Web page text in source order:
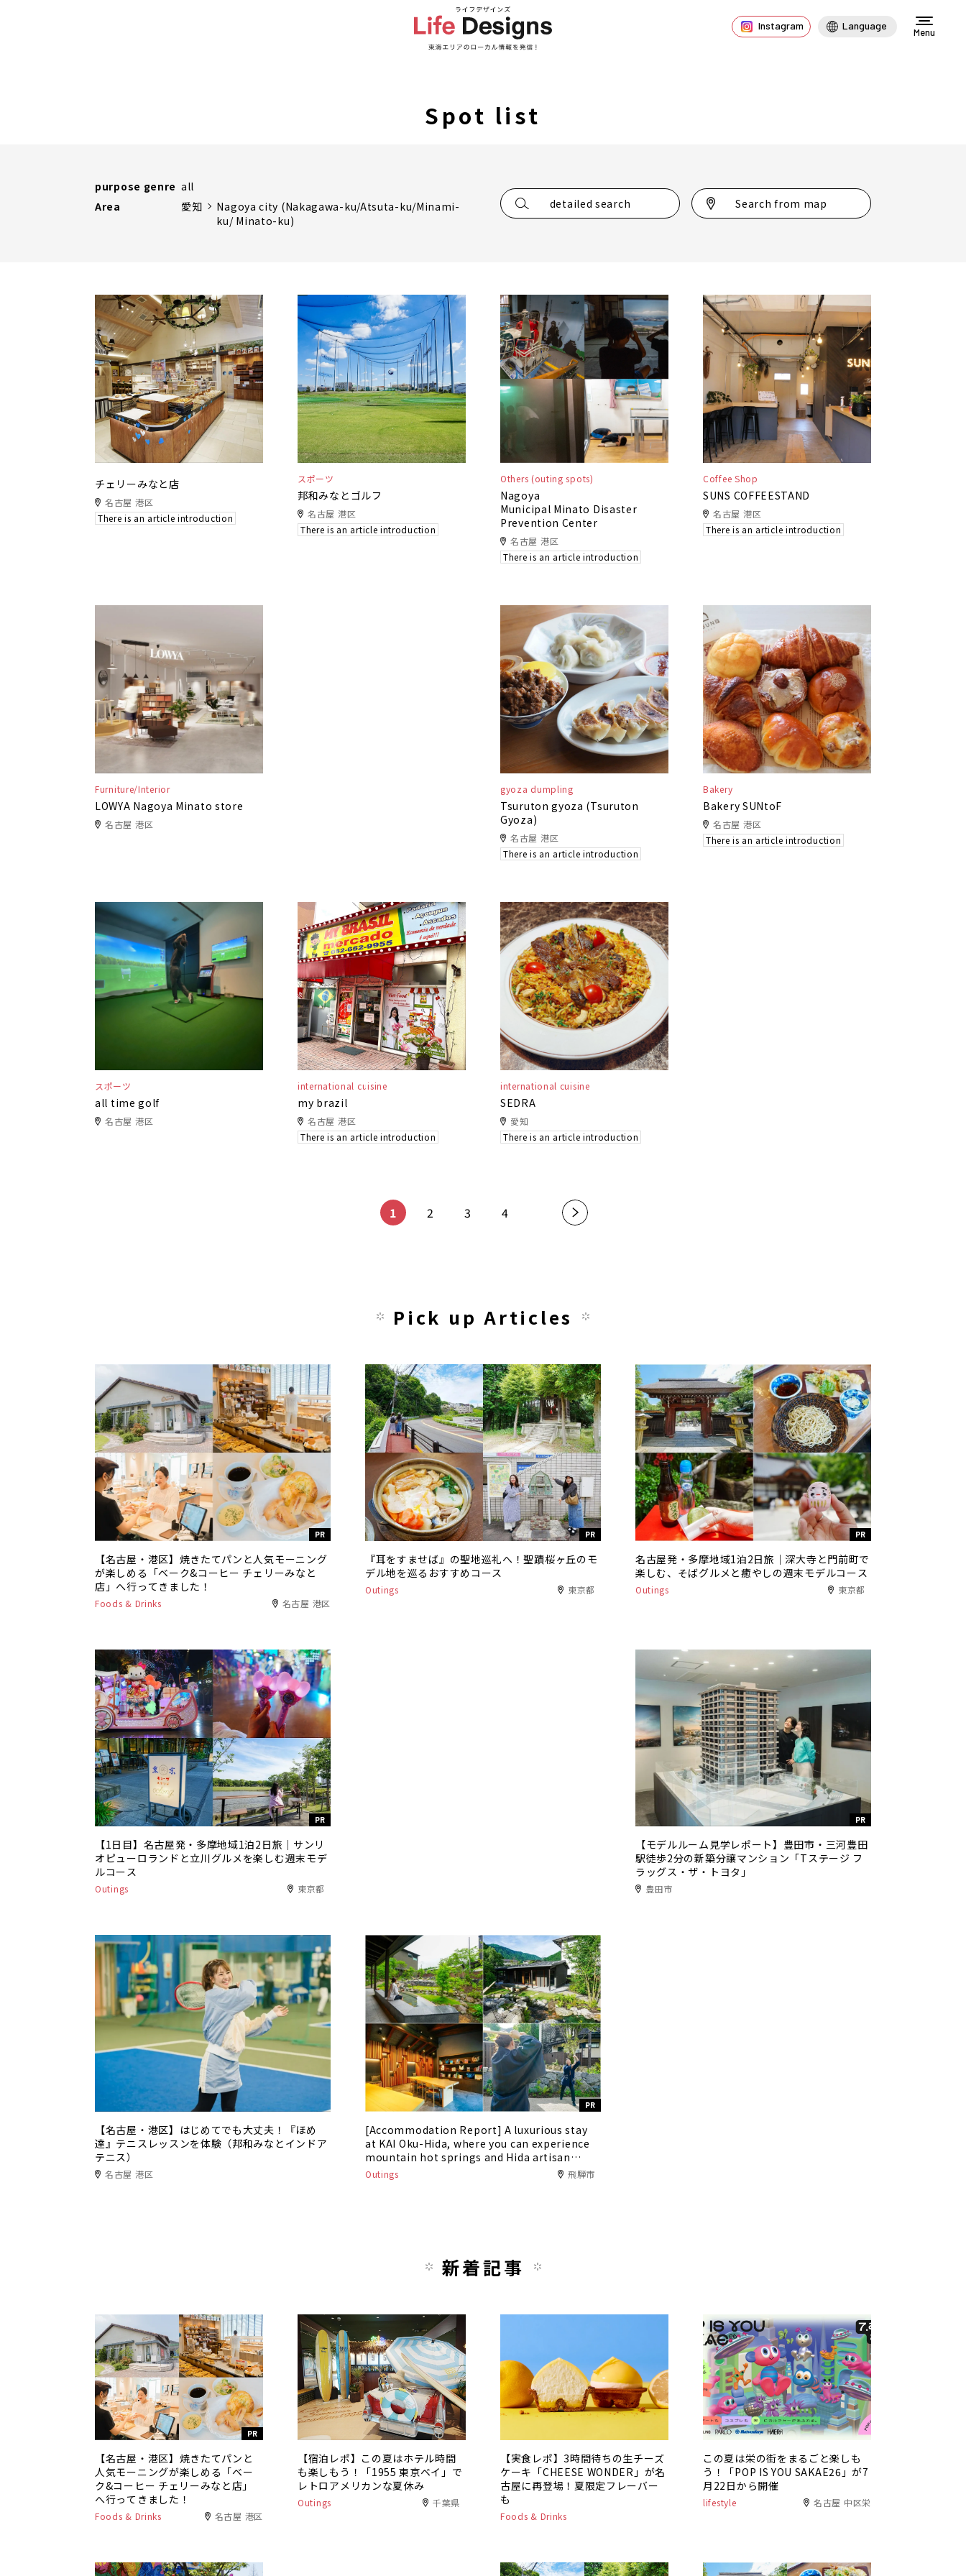
Instagram Language
Menu
Spot list
purpose genre all
Area
愛知
Nagoya city (Nakagawa-ku/Atsuta-ku/Minami-
ku/ Minato-ku)
detailed search Search from map
チェリーみなと店
名古屋 港区
There is an article introduction
スポーツ
邦和みなとゴルフ
名古屋 港区
There is an article introduction
Others (outing spots)
Nagoya
Municipal Minato Disaster
Prevention Center
名古屋 港区
There is an article introduction
Coffee Shop
SUNS COFFEESTAND
名古屋 港区
There is an article introduction
Furniture/Interior
LOWYA Nagoya Minato store
名古屋 港区
gyoza dumpling
Tsuruton gyoza (Tsuruton
Gyoza)
名古屋 港区
There is an article introduction
Bakery
Bakery SUNtoF
名古屋 港区
There is an article introduction
スポーツ
all time golf
名古屋 港区
international cuisine
my brazil
名古屋 港区
There is an article introduction
international cuisine
SEDRA
愛知
There is an article introduction
1 2 3 4 »
Pick up Articles
PR
【名古屋・港区】焼きたてパンと人気モーニング
が楽しめる「ベーク&コーヒー チェリーみなと
店」へ行ってきました！
Foods & Drinks 名古屋 港区
PR
『耳をすませば』の聖地巡礼へ！聖蹟桜ヶ丘のモ
デル地を巡るおすすめコース
Outings 東京都
PR
名古屋発・多摩地域1泊2日旅｜深大寺と門前町で
楽しむ、そばグルメと癒やしの週末モデルコース
Outings 東京都
PR
【1日目】名古屋発・多摩地域1泊2日旅｜サンリ
オピューロランドと立川グルメを楽しむ週末モデ
ルコース
Outings 東京都
PR
【モデルルーム見学レポート】豊田市・三河豊田
駅徒歩2分の新築分譲マンション「Tステージ フ
ラッグス・ザ・トヨタ」
豊田市
【名古屋・港区】はじめてでも大丈夫！『ほめ
達』テニスレッスンを体験（邦和みなとインドア
テニス）
名古屋 港区
PR
[Accommodation Report] A luxurious stay
at KAI Oku-Hida, where you can experience
mountain hot springs and Hida artisan
culture
Outings 飛騨市
新着記事
PR
【名古屋・港区】焼きたてパンと
人気モーニングが楽しめる「ベー
ク&コーヒー チェリーみなと店」
へ行ってきました！
Foods & Drinks 名古屋 港区
【宿泊レポ】この夏はホテル時間
も楽しもう！「1955 東京ベイ」で
レトロアメリカンな夏休み
Outings 千葉県
【実食レポ】3時間待ちの生チーズ
ケーキ「CHEESE WONDER」が名
古屋に再登場！夏限定フレーバー
も
Foods & Drinks
この夏は栄の街をまるごと楽しも
う！「POP IS YOU SAKAE26」が7
月22日から開催
lifestyle 名古屋 中区栄